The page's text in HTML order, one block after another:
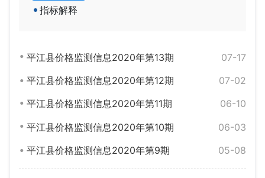
指标解释
07-17
平江县价格监测信息2020年第13期
07-02
平江县价格监测信息2020年第12期
06-10
平江县价格监测信息2020年第11期
06-03
平江县价格监测信息2020年第10期
05-08
平江县价格监测信息2020年第9期